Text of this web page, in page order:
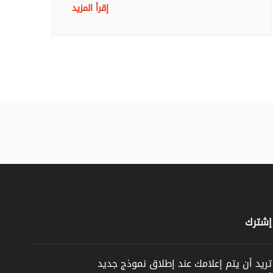
إقرأ المزيد
إشترك
تريد أن يتم إعلامك عند إطلاق نموذج جديد